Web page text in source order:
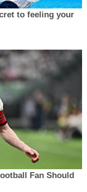
to feeling your
Fan Should